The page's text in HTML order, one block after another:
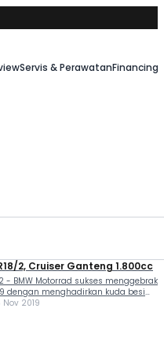
Servis & Perawatan
2, Cruiser Ganteng 1.800cc
- BMW Motorrad sukses menggebrak
dengan menghadirkan kuda besi
R18/2. Desainnya sangat
2019